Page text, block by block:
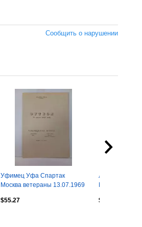
Сообщить о нарушении
Уфимец Уфа Спартак
Москва ветераны 13.07.1969
$55.27
Линфилд
$6.09